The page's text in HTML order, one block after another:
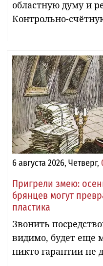
областную думу и
Контрольно-
6 августа 2026, Четверг,
Пригрели змею:
брянцев могут
пластика
Звонить
видимо, будет еще
никто гарантии не